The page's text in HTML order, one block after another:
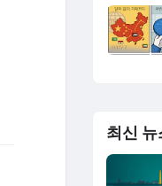
최신 뉴